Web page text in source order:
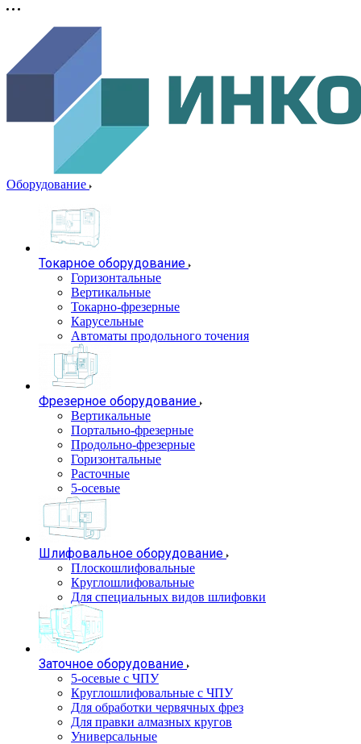
Оборудование
Токарное оборудование
Горизонтальные
Вертикальные
Токарно-фрезерные
Карусельные
Автоматы продольного точения
Фрезерное оборудование
Вертикальные
Портально-фрезерные
Продольно-фрезерные
Горизонтальные
Расточные
5-осевые
Шлифовальное оборудование
Плоскошлифовальные
Круглошлифовальные
Для специальных видов шлифовки
Заточное оборудование
5-осевые с ЧПУ
Круглошлифовальные с ЧПУ
Для обработки червячных фрез
Для правки алмазных кругов
Универсальные